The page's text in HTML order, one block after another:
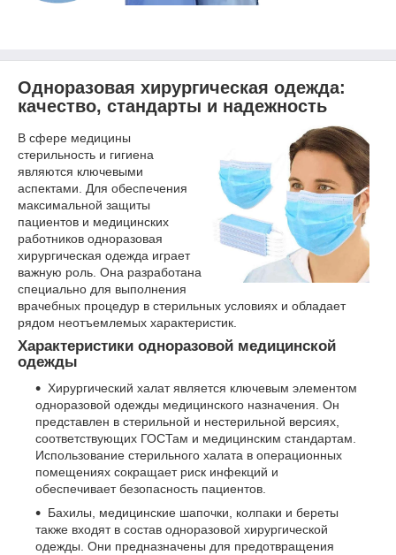
Одноразовая хирургическая одежда:
качество, стандарты и надежность
В сфере медицины
стерильность и гигиена
являются ключевыми
аспектами. Для обеспечения
максимальной защиты
пациентов и медицинских
работников одноразовая
хирургическая одежда играет
важную роль. Она разработана
специально для выполнения
врачебных процедур в стерильных условиях и обладает
рядом неотъемлемых характеристик.
Характеристики одноразовой медицинской
одежды
Хирургический халат является ключевым элементом
одноразовой одежды медицинского назначения. Он
представлен в стерильной и нестерильной версиях,
соответствующих ГОСТам и медицинским стандартам.
Использование стерильного халата в операционных
помещениях сокращает риск инфекций и
обеспечивает безопасность пациентов.
Бахилы, медицинские шапочки, колпаки и береты
также входят в состав одноразовой хирургической
одежды. Они предназначены для предотвращения